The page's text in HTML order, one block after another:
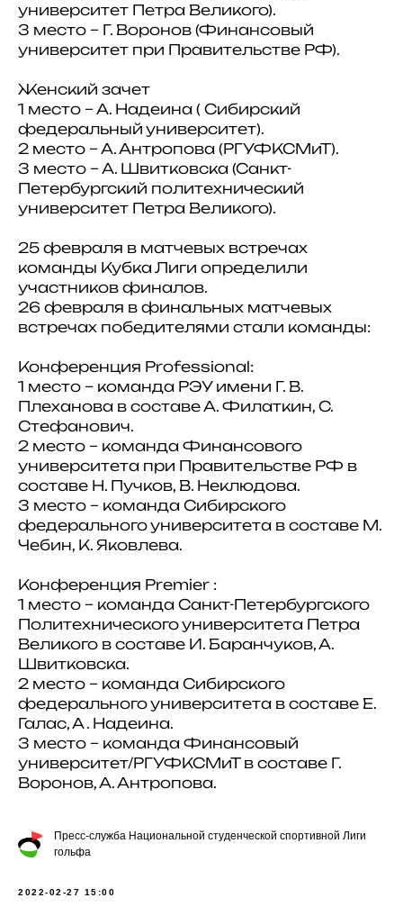
университет Петра Великого).
3 место – Г. Воронов (Финансовый
университет при Правительстве РФ).
Женский зачет
1 место – А. Надеина ( Сибирский
федеральный университет).
2 место – А. Антропова (РГУФКСМиТ).
3 место – А. Швитковска (Санкт-
Петербургский политехнический
университет Петра Великого).
25 февраля в матчевых встречах
команды Кубка Лиги определили
участников финалов.
26 февраля в финальных матчевых
встречах победителями стали команды:
Конференция Professional:
1 место – команда РЭУ имени Г. В.
Плеханова в составе А. Филаткин, С.
Стефанович.
2 место – команда Финансового
университета при Правительстве РФ в
составе Н. Пучков, В. Неклюдова.
3 место – команда Сибирского
федерального университета в составе М.
Чебин, К. Яковлева.
Конференция Premier :
1 место – команда Санкт-Петербургского
Политехнического университета Петра
Великого в составе И. Баранчуков, А.
Швитковска.
2 место – команда Сибирского
федерального университета в составе Е.
Галас, А . Надеина.
3 место – команда Финансовый
университет/РГУФКСМиТ в составе Г.
Воронов, А. Антропова.
Пресс-служба Национальной студенческой спортивной Лиги
гольфа
2022-02-27 15:00